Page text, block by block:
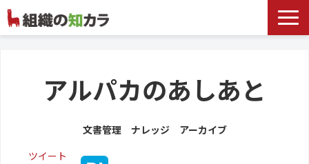
お役立ち記事
記事カテゴリ一覧
お客様事例
アルパカのあしあと
文書管理 ナレッジ アーカイブ
ツイート